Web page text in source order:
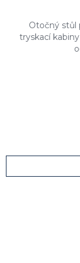
Otočný stůl
tryskací